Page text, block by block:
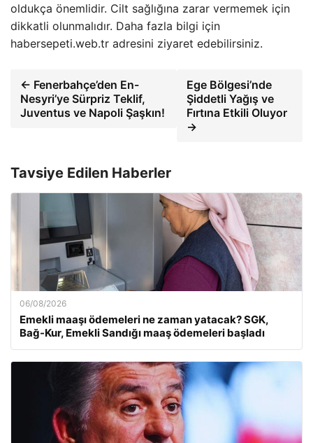
oldukça önemlidir. Cilt sağlığına zarar vermemek için
dikkatli olunmalıdır. Daha fazla bilgi için
habersepeti.web.tr adresini ziyaret edebilirsiniz.
← Fenerbahçe’den En-
Nesyri’ye Sürpriz Teklif,
Juventus ve Napoli Şaşkın!
Ege Bölgesi’nde
Şiddetli Yağış ve
Fırtına Etkili Oluyor
→
Tavsiye Edilen Haberler
06/08/2026
Emekli maaşı ödemeleri ne zaman yatacak? SGK,
Bağ-Kur, Emekli Sandığı maaş ödemeleri başladı